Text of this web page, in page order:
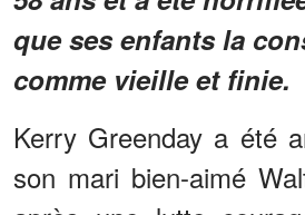
que ses enfants la
comme vieille et finie.
Kerry Greenday a été
son mari bien-aimé